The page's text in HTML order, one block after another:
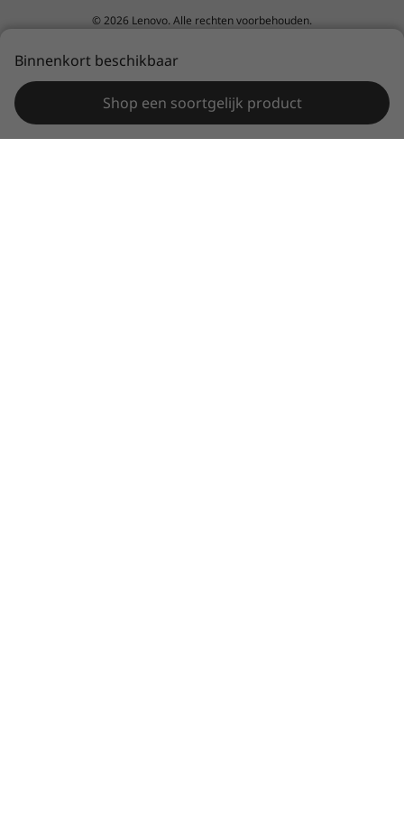
© 2026 Lenovo. Alle rechten voorbehouden.
Binnenkort beschikbaar
Shop een soortgelijk product